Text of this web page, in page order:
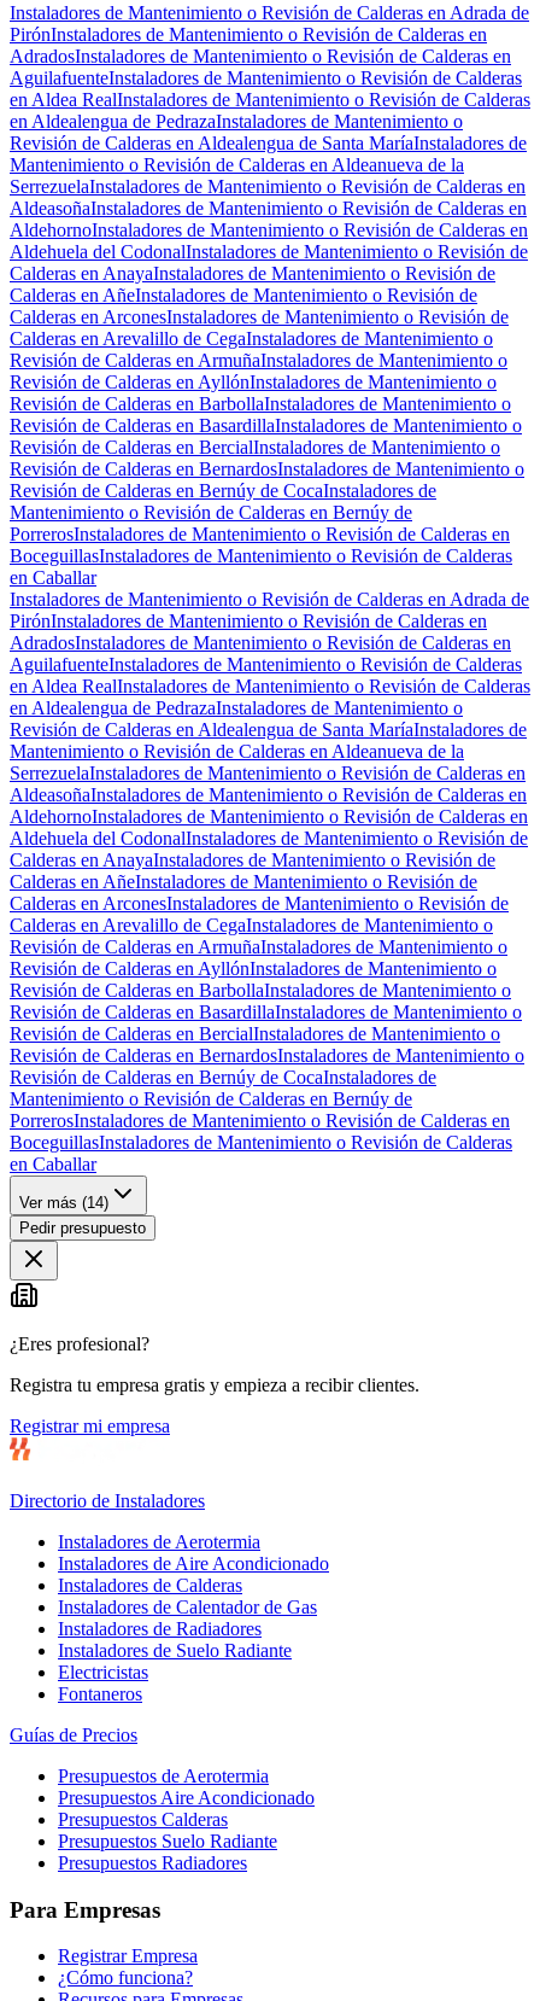
Instaladores de Mantenimiento o Revisión de Calderas en Adrada de
PirónInstaladores de Mantenimiento o Revisión de Calderas en
AdradosInstaladores de Mantenimiento o Revisión de Calderas en
AguilafuenteInstaladores de Mantenimiento o Revisión de Calderas
en Aldea RealInstaladores de Mantenimiento o Revisión de Calderas
en Aldealengua de PedrazaInstaladores de Mantenimiento o
Revisión de Calderas en Aldealengua de Santa MaríaInstaladores de
Mantenimiento o Revisión de Calderas en Aldeanueva de la
SerrezuelaInstaladores de Mantenimiento o Revisión de Calderas en
AldeasoñaInstaladores de Mantenimiento o Revisión de Calderas en
AldehornoInstaladores de Mantenimiento o Revisión de Calderas en
Aldehuela del CodonalInstaladores de Mantenimiento o Revisión de
Calderas en AnayaInstaladores de Mantenimiento o Revisión de
Calderas en AñeInstaladores de Mantenimiento o Revisión de
Calderas en ArconesInstaladores de Mantenimiento o Revisión de
Calderas en Arevalillo de CegaInstaladores de Mantenimiento o
Revisión de Calderas en ArmuñaInstaladores de Mantenimiento o
Revisión de Calderas en AyllónInstaladores de Mantenimiento o
Revisión de Calderas en BarbollaInstaladores de Mantenimiento o
Revisión de Calderas en BasardillaInstaladores de Mantenimiento o
Revisión de Calderas en BercialInstaladores de Mantenimiento o
Revisión de Calderas en BernardosInstaladores de Mantenimiento o
Revisión de Calderas en Bernúy de CocaInstaladores de
Mantenimiento o Revisión de Calderas en Bernúy de
PorrerosInstaladores de Mantenimiento o Revisión de Calderas en
BoceguillasInstaladores de Mantenimiento o Revisión de Calderas
en Caballar
Instaladores de Mantenimiento o Revisión de Calderas en Adrada de
PirónInstaladores de Mantenimiento o Revisión de Calderas en
AdradosInstaladores de Mantenimiento o Revisión de Calderas en
AguilafuenteInstaladores de Mantenimiento o Revisión de Calderas
en Aldea RealInstaladores de Mantenimiento o Revisión de Calderas
en Aldealengua de PedrazaInstaladores de Mantenimiento o
Revisión de Calderas en Aldealengua de Santa MaríaInstaladores de
Mantenimiento o Revisión de Calderas en Aldeanueva de la
SerrezuelaInstaladores de Mantenimiento o Revisión de Calderas en
AldeasoñaInstaladores de Mantenimiento o Revisión de Calderas en
AldehornoInstaladores de Mantenimiento o Revisión de Calderas en
Aldehuela del CodonalInstaladores de Mantenimiento o Revisión de
Calderas en AnayaInstaladores de Mantenimiento o Revisión de
Calderas en AñeInstaladores de Mantenimiento o Revisión de
Calderas en ArconesInstaladores de Mantenimiento o Revisión de
Calderas en Arevalillo de CegaInstaladores de Mantenimiento o
Revisión de Calderas en ArmuñaInstaladores de Mantenimiento o
Revisión de Calderas en AyllónInstaladores de Mantenimiento o
Revisión de Calderas en BarbollaInstaladores de Mantenimiento o
Revisión de Calderas en BasardillaInstaladores de Mantenimiento o
Revisión de Calderas en BercialInstaladores de Mantenimiento o
Revisión de Calderas en BernardosInstaladores de Mantenimiento o
Revisión de Calderas en Bernúy de CocaInstaladores de
Mantenimiento o Revisión de Calderas en Bernúy de
PorrerosInstaladores de Mantenimiento o Revisión de Calderas en
BoceguillasInstaladores de Mantenimiento o Revisión de Calderas
en Caballar
Ver más (14)
Pedir presupuesto
¿Eres profesional?
Registra tu empresa gratis y empieza a recibir clientes.
Registrar mi empresa
Directorio de Instaladores
Instaladores de Aerotermia
Instaladores de Aire Acondicionado
Instaladores de Calderas
Instaladores de Calentador de Gas
Instaladores de Radiadores
Instaladores de Suelo Radiante
Electricistas
Fontaneros
Guías de Precios
Presupuestos de Aerotermia
Presupuestos Aire Acondicionado
Presupuestos Calderas
Presupuestos Suelo Radiante
Presupuestos Radiadores
Para Empresas
Registrar Empresa
¿Cómo funciona?